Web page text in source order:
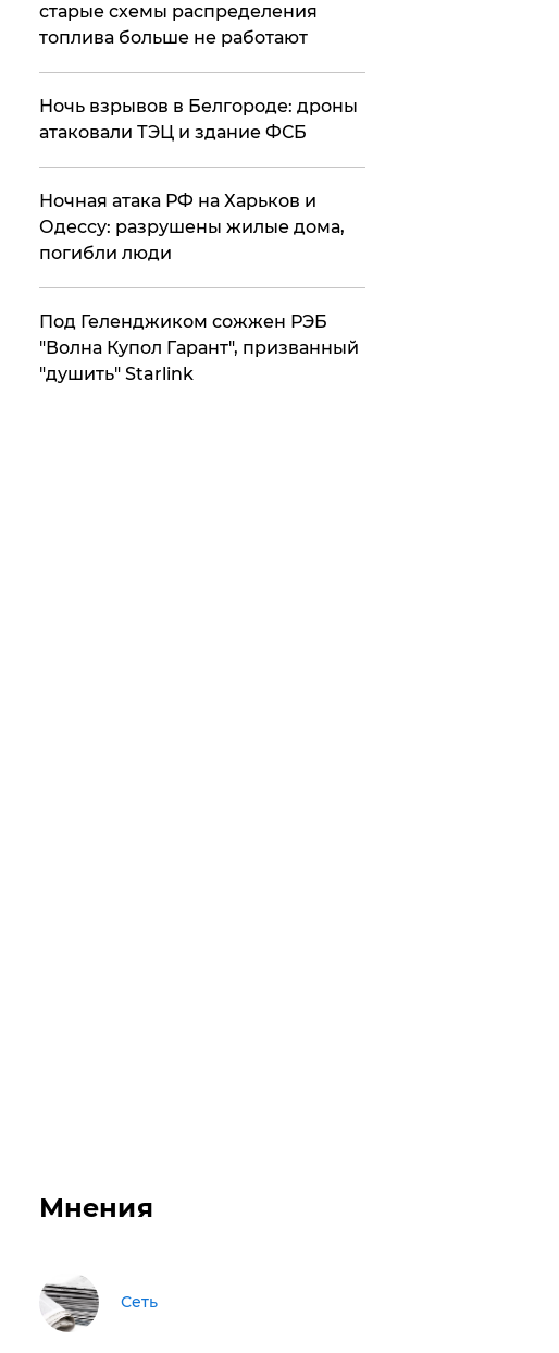
старые схемы распределения
топлива больше не работают
​Ночь взрывов в Белгороде: дроны
атаковали ТЭЦ и здание ФСБ
​Ночная атака РФ на Харьков и
Одессу: разрушены жилые дома,
погибли люди
Под Геленджиком сожжен РЭБ
"Волна Купол Гарант", призванный
"душить" Starlink
Мнения
Сеть